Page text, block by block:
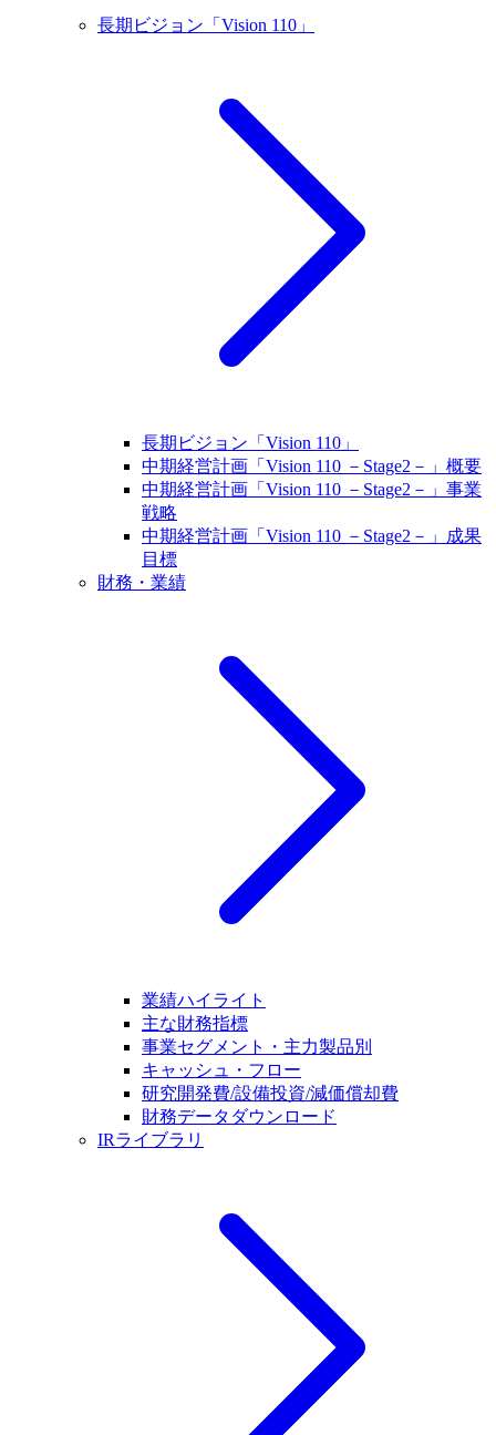
長期ビジョン「Vision 110」
長期ビジョン「Vision 110」
中期経営計画「Vision 110 －Stage2－」概要
中期経営計画「Vision 110 －Stage2－」事業
戦略
中期経営計画「Vision 110 －Stage2－」成果
目標
財務・業績
業績ハイライト
主な財務指標
事業セグメント・主力製品別
キャッシュ・フロー
研究開発費/設備投資/減価償却費
財務データダウンロード
IRライブラリ